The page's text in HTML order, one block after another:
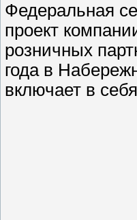
Федеральная
проект
розничных
года в
включает в